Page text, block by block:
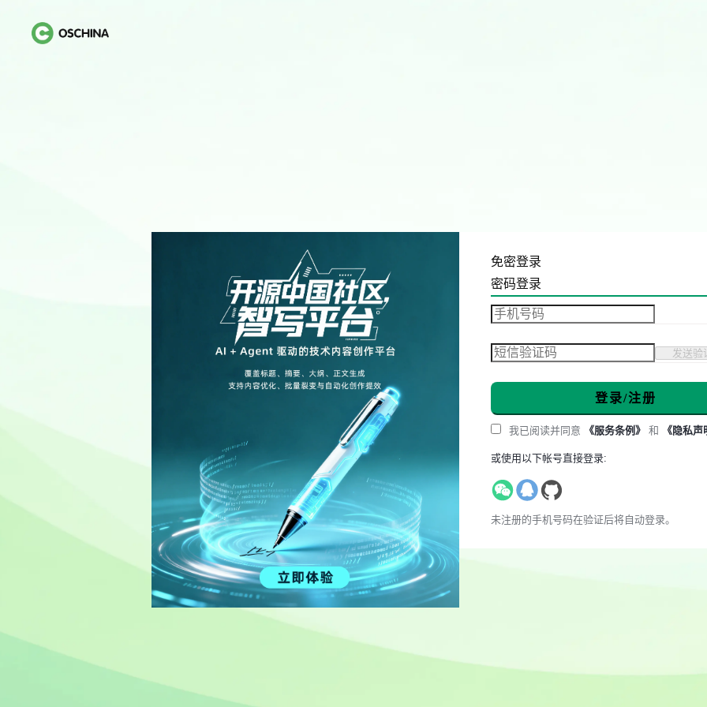
免密登录
密码登录
发送验
登录/注册
我已阅读并同意 《服务条例》 和 《隐私声
或使用以下帐号直接登录:
未注册的手机号码在验证后将自动登录。